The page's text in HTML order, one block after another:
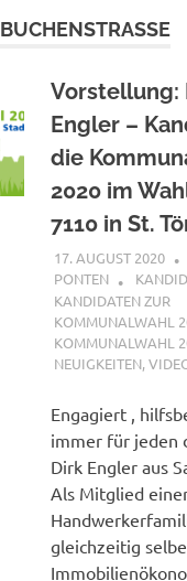
BUCHENSTRASSE
Vorstellung:
Engler –
die
2020 im
7110 in St.
17. AUGUST 2020
PONTEN
KANDIDATEN ZUR
KOMMUNALWAHL
KOMMUNALWAHL
NEUIGKEITEN,
Engagiert ,
immer für jeden
Dirk Engler aus
Als Mitglied
gleichzeitig